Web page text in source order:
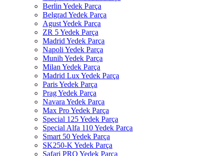
Berlin Yedek Parça
Belgrad Yedek Parça
Agust Yedek Parça
ZR 5 Yedek Parça
Madrid Yedek Parça
Napoli Yedek Parça
Munih Yedek Parça
Milan Yedek Parça
Madrid Lux Yedek Parça
Paris Yedek Parça
Prag Yedek Parça
Navara Yedek Parça
Max Pro Yedek Parça
Special 125 Yedek Parça
Special Alfa 110 Yedek Parça
Smart 50 Yedek Parça
SK250-K Yedek Parça
Safari PRO Yedek Parça